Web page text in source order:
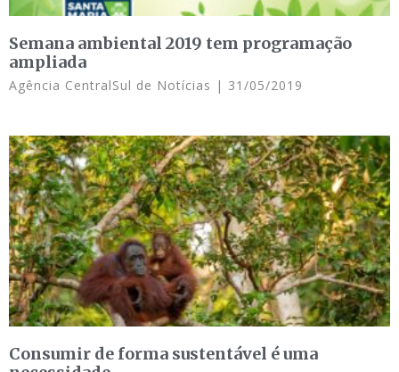
Semana ambiental 2019 tem programação
ampliada
Agência CentralSul de Notícias 31/05/2019
Consumir de forma sustentável é uma